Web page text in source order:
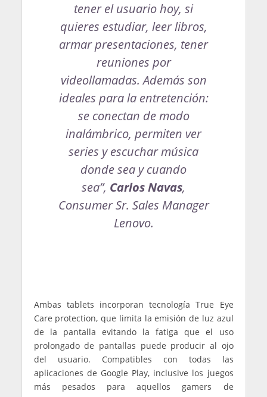
tener el usuario hoy, si
quieres estudiar, leer libros,
armar presentaciones, tener
reuniones por
videollamadas. Además son
ideales para la entretención:
se conectan de modo
inalámbrico, permiten ver
series y escuchar música
donde sea y cuando
sea”, Carlos Navas,
Consumer Sr. Sales Manager
Lenovo.
Ambas tablets incorporan tecnología True Eye
Care protection, que limita la emisión de luz azul
de la pantalla evitando la fatiga que el uso
prolongado de pantallas puede producir al ojo
del usuario. Compatibles con todas las
aplicaciones de Google Play, inclusive los juegos
más pesados para aquellos gamers de